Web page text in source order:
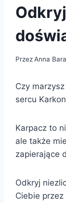
PrzezAnna
Czy
sercu
Karpacz to
ale także
zapierające
Odkryj
Ciebie przez